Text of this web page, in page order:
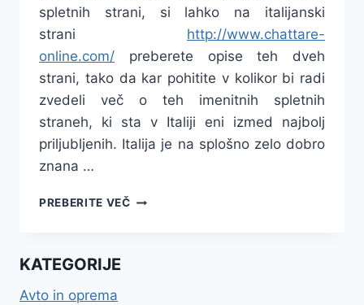
spletnih strani, si lahko na italijanski
strani http://www.chattare-
online.com/ preberete opise teh dveh
strani, tako da kar pohitite v kolikor bi radi
zvedeli več o teh imenitnih spletnih
straneh, ki sta v Italiji eni izmed najbolj
priljubljenih. Italija je na splošno zelo dobro
znana …
PREBERITE VEČGLEEDEN
KATEGORIJE
Avto in oprema